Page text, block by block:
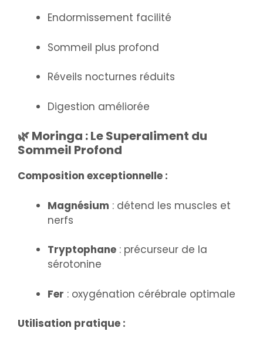
Endormissement facilité
Sommeil plus profond
Réveils nocturnes réduits
Digestion améliorée
🌿 Moringa : Le Superaliment du
Sommeil Profond
Composition exceptionnelle :
Magnésium : détend les muscles et
nerfs
Tryptophane : précurseur de la
sérotonine
Fer : oxygénation cérébrale optimale
Utilisation pratique :